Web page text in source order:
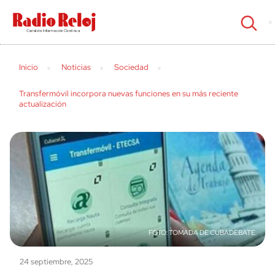
cerrar
Inicio Noticias Sociedad
Transfermóvil incorpora nuevas funciones en su más reciente
actualización
TOMADA DE CUBADEBATE
24 septiembre, 2025